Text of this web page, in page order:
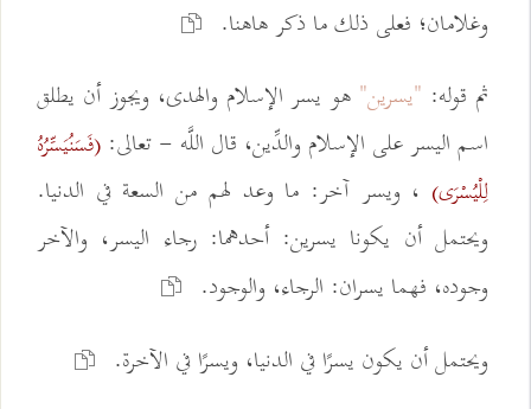
وغلامان؛ فعلى ذلك ما ذكر هاهنا.
ثم قوله: "يسرين" هو يسر الإسلام والهدى، ويجوز أن يطلق
اسم اليسر على الإسلام والدِّين، قال اللَّه - تعالى: (فَسَنُيَسِّرُهُ
لِلْيُسْرَى) ، ويسر آخر: ما وعد لهم من السعة في الدنيا.
ويحتمل أن يكونا يسرين: أحدهما: رجاء اليسر، والآخر
وجوده، فهما يسران: الرجاء، والوجود.
ويحتمل أن يكون يسرًا في الدنيا، ويسرًا في الآخرة.